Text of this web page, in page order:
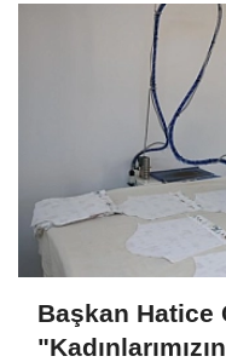
Başkan Hatice